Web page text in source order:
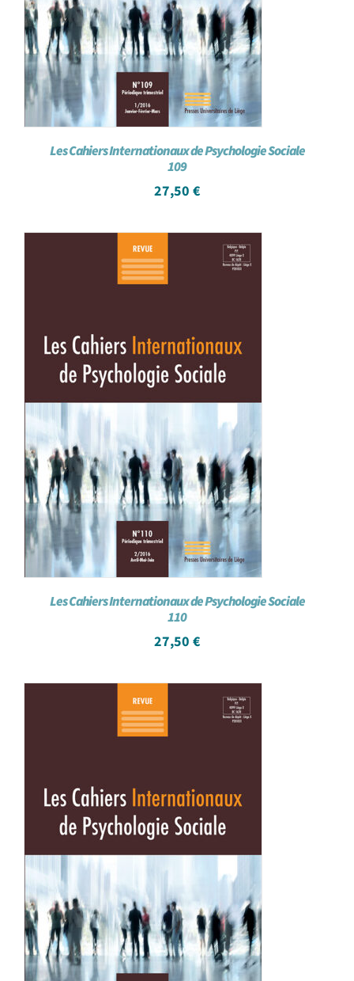
Les Cahiers Internationaux de Psychologie Sociale
109
27,50 €
Les Cahiers Internationaux de Psychologie Sociale
110
27,50 €